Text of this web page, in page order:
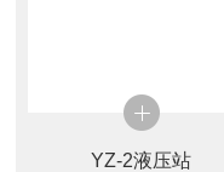
YZ-2液压站